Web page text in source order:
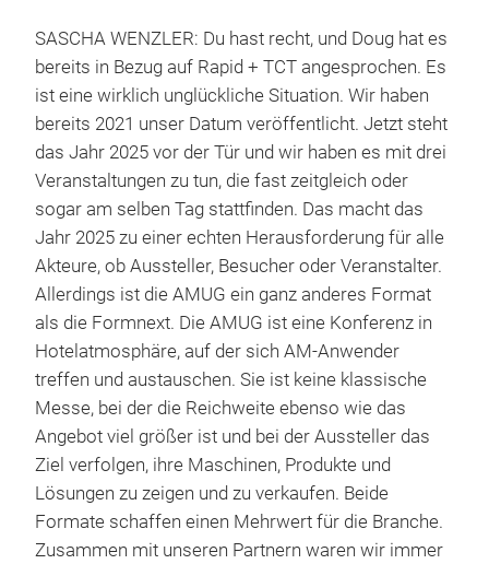
SASCHA WENZLER: Du hast recht, und Doug hat es
bereits in Bezug auf Rapid + TCT angesprochen. Es
ist eine wirklich unglückliche Situation. Wir haben
bereits 2021 unser Datum veröffentlicht. Jetzt steht
das Jahr 2025 vor der Tür und wir haben es mit drei
Veranstaltungen zu tun, die fast zeitgleich oder
sogar am selben Tag stattfinden. Das macht das
Jahr 2025 zu einer echten Herausforderung für alle
Akteure, ob Aussteller, Besucher oder Veranstalter.
Allerdings ist die AMUG ein ganz anderes Format
als die Formnext. Die AMUG ist eine Konferenz in
Hotelatmosphäre, auf der sich AM-Anwender
treffen und austauschen. Sie ist keine klassische
Messe, bei der die Reichweite ebenso wie das
Angebot viel größer ist und bei der Aussteller das
Ziel verfolgen, ihre Maschinen, Produkte und
Lösungen zu zeigen und zu verkaufen. Beide
Formate schaffen einen Mehrwert für die Branche.
Zusammen mit unseren Partnern waren wir immer